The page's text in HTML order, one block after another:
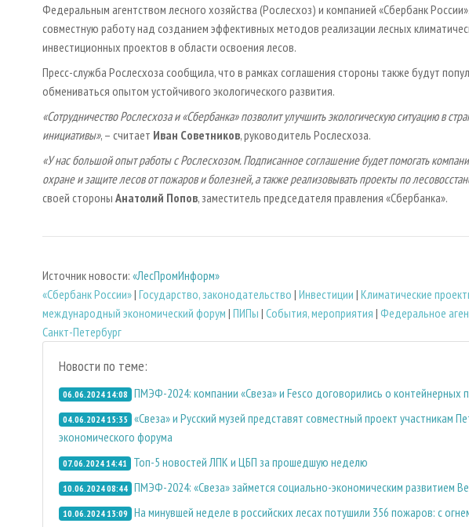
Федеральным агентством лесного хозяйства (Рослесхоз) и компанией «Сбербанк
совместную работу над созданием эффективных методов реализации лесных
инвестиционных проектов в области освоения лесов.
Пресс-служба Рослесхоза сообщила, что в рамках соглашения стороны также будут
обмениваться опытом устойчивого экологического развития.
«Сотрудничество Рослесхоза и «Сбербанка» позволит улучшить экологическую ситуацию в
инициативы», – считает Иван Советников, руководитель Рослесхоза.
«У нас большой опыт работы с Рослесхозом. Подписанное соглашение будет помогать
охране и защите лесов от пожаров и болезней, а также реализовывать проекты по
своей стороны Анатолий Попов, заместитель председателя правления «Сбербанка».
Источник новости: «ЛесПромИнформ»
«Сбербанк России»| Государство, законодательство | Инвестиции | Климатические
международный экономический форум | ПИПы | События, мероприятия | Федеральное
Санкт-Петербург
Новости по теме:
06.06.2024 14:08 ПМЭФ-2024: компании «Свеза» и Fesco договорились о контейнерных
04.06.2024 15:35 «Свеза» и Русский музей представят совместный проект участникам
экономического форума
07.06.2024 14:41 Топ-5 новостей ЛПК и ЦБП за прошедшую неделю
10.06.2024 08:44 ПМЭФ-2024: «Свеза» займется социально-экономическим развитием
10.06.2024 13:09 На минувшей неделе в российских лесах потушили 356 пожаров: с